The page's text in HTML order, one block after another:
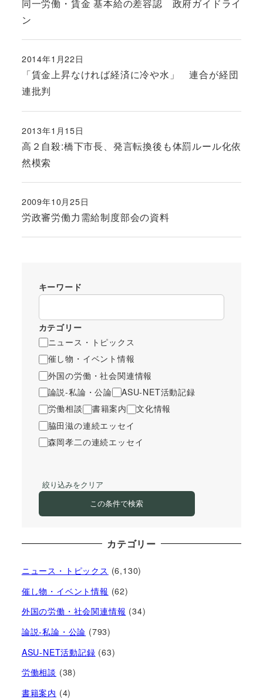
同一労働・賃金 基本給の差容認 政府ガイドライ
ン
「賃金上昇なければ経済に冷や水」 連合が経団
連批判
投稿日
2014年1月22日
高２自殺:橋下市長、発言転換後も体罰ルール化依
然模索
投稿日
2013年1月15日
労政審労働力需給制度部会の資料
投稿日
2009年10月25日
キーワード
カテゴリー
ニュース・トピックス
催し物・イベント情報
外国の労働・社会関連情報
論説-私論・公論
ASU-NET活動記録
労働相談
書籍案内
文化情報
脇田滋の連続エッセイ
森岡孝二の連続エッセイ
絞り込みをクリア
この条件で検索
カテゴリー
ニュース・トピックス (6,130)
催し物・イベント情報 (62)
外国の労働・社会関連情報 (34)
論説-私論・公論 (793)
ASU-NET活動記録 (63)
労働相談 (38)
書籍案内 (4)